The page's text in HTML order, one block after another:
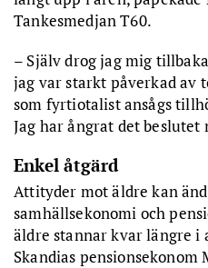
Tankesmedjan T60.
– Själv drog jag mig
jag var starkt påverkad av
som fyrtiotalist ansågs
Jag har ångrat det beslutet
Enkel åtgärd
Attityder mot äldre kan
samhällsekonomi och
äldre stannar kvar längre
Skandias pensionsekonom